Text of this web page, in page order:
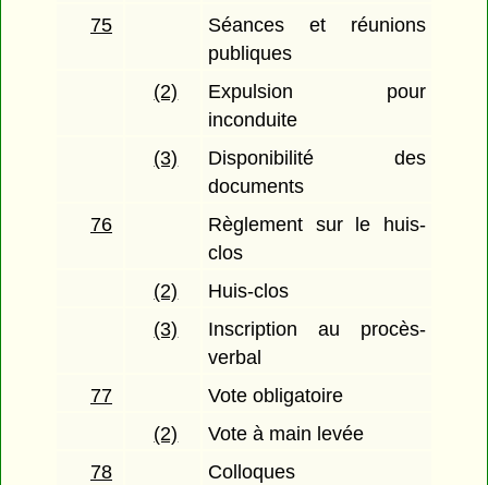
75
Séances et réunions
publiques
(2)
Expulsion pour
inconduite
(3)
Disponibilité des
documents
76
Règlement sur le huis-
clos
(2)
Huis-clos
(3)
Inscription au procès-
verbal
77
Vote obligatoire
(2)
Vote à main levée
78
Colloques